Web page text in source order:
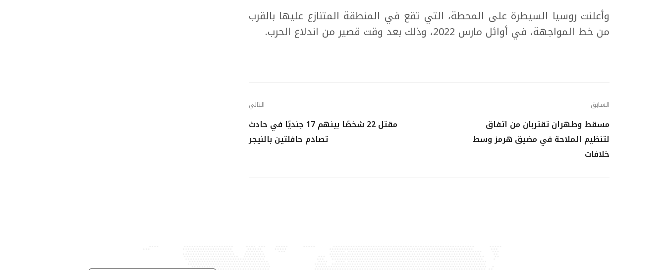
وأعلنت روسيا السيطرة على المحطة، التي تقع في المنطقة المتنازع عليها بالقرب
من خط المواجهة، في أوائل مارس 2022، وذلك بعد وقت قصير من اندلاع الحرب.
السابق
مسقط وطهران تقتربان من اتفاق
لتنظيم الملاحة في مضيق هرمز وسط
خلافات
التالي
مقتل 22 شخصًا بينهم 17 جنديًا في حادث
تصادم حافلتين بالنيجر